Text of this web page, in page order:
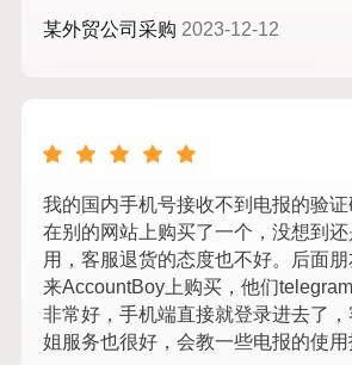
某外贸公司采购 2023-12-12
我的国内手机号接收不到电报的验
在别的网站上购买了一个，没想到
用，客服退货的态度也不好。后面
来AccountBoy上购买，他们
非常好，手机端直接就登录进去了，
姐服务也很好，会教一些电报的使用